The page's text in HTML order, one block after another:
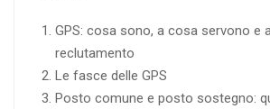
GPS: cosa sono, a cosa servono e
reclutamento
Le fasce delle GPS
Posto comune e posto sostegno: